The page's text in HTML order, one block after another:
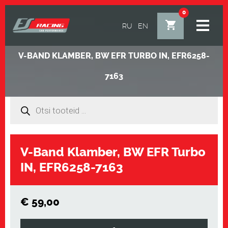
RU EN
0
V-BAND KLAMBER, BW EFR TURBO IN, EFR6258-
7163
Products
search
V-Band Klamber, BW EFR Turbo
IN, EFR6258-7163
€ 59,00